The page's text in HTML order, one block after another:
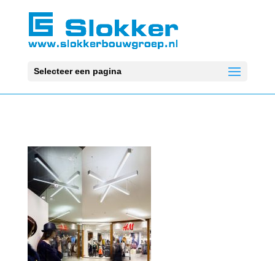
Selecteer een pagina